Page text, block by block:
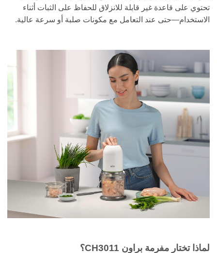
تحتوي على قاعدة غير قابلة للانزلاق للحفاظ على الثبات أثناء
الاستخدام—حتى عند التعامل مع مكونات صلبة أو سرعة عالية.
لماذا تختار مفرمة براون CH3011؟